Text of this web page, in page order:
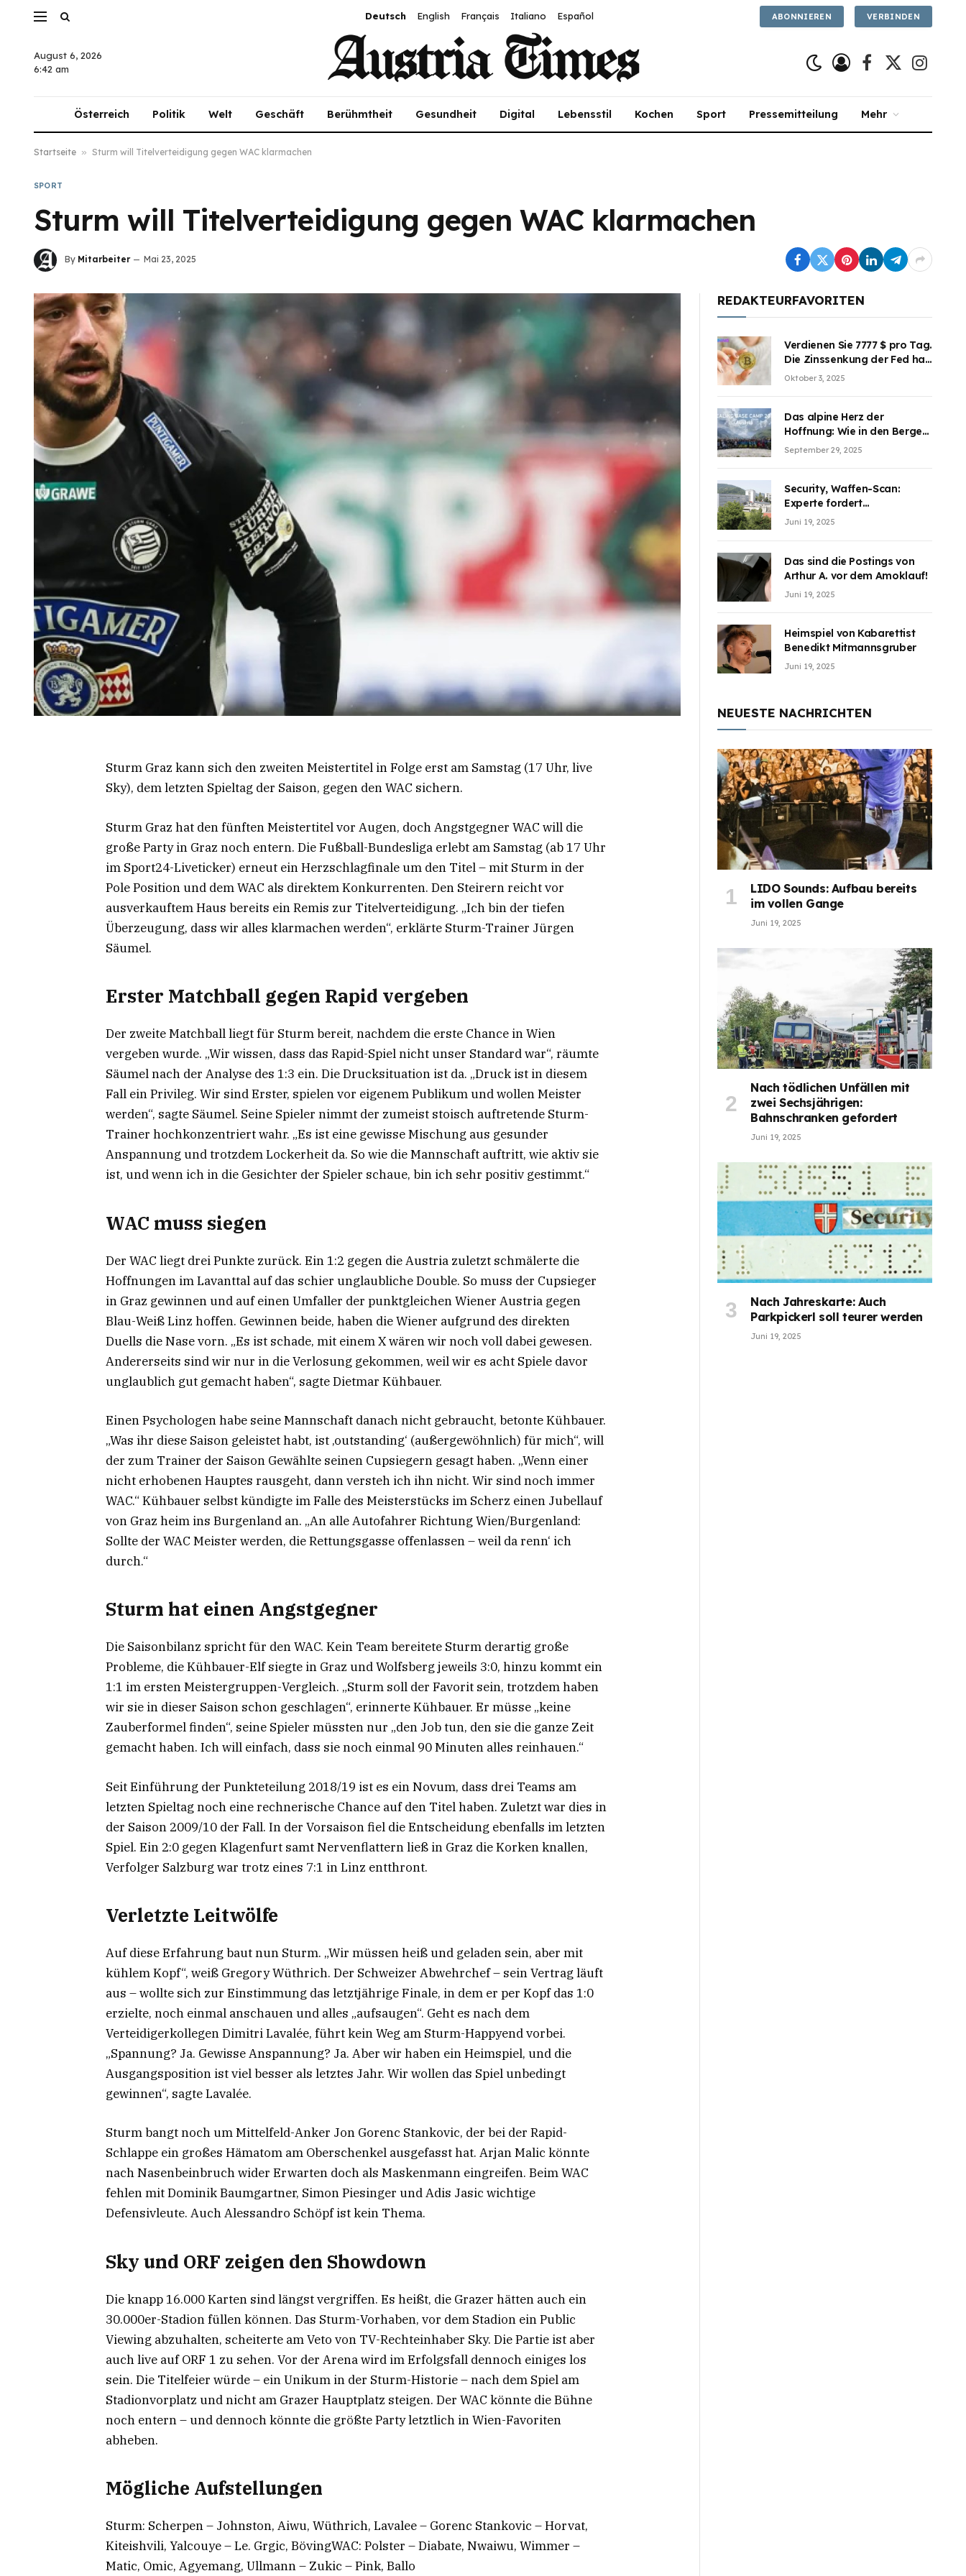
Deutsch English Français Italiano Español ABONNIEREN VERBINDEN
August 6, 2026
6:42 am
Facebook
X
Österreich Politik Welt Geschäft Berühmtheit Gesundheit Digital Lebensstil Kochen Sport Pressemitteilung Mehr
Startseite » Sturm will Titelverteidigung gegen WAC klarmachen
SPORT
Sturm will Titelverteidigung gegen WAC klarmachen
By Mitarbeiter Mai 23, 2025
Sturm Graz kann sich den zweiten Meistertitel in Folge erst am Samstag (17 Uhr, live
Sky), dem letzten Spieltag der Saison, gegen den WAC sichern.
Sturm Graz hat den fünften Meistertitel vor Augen, doch Angstgegner WAC will die
große Party in Graz noch entern. Die Fußball-Bundesliga erlebt am Samstag (ab 17 Uhr
im Sport24-Liveticker) erneut ein Herzschlagfinale um den Titel – mit Sturm in der
Pole Position und dem WAC als direktem Konkurrenten. Den Steirern reicht vor
ausverkauftem Haus bereits ein Remis zur Titelverteidigung. „Ich bin der tiefen
Überzeugung, dass wir alles klarmachen werden“, erklärte Sturm-Trainer Jürgen
Säumel.
Erster Matchball gegen Rapid vergeben
Der zweite Matchball liegt für Sturm bereit, nachdem die erste Chance in Wien
vergeben wurde. „Wir wissen, dass das Rapid-Spiel nicht unser Standard war“, räumte
Säumel nach der Analyse des 1:3 ein. Die Drucksituation ist da. „Druck ist in diesem
Fall ein Privileg. Wir sind Erster, spielen vor eigenem Publikum und wollen Meister
werden“, sagte Säumel. Seine Spieler nimmt der zumeist stoisch auftretende Sturm-
Trainer hochkonzentriert wahr. „Es ist eine gewisse Mischung aus gesunder
Anspannung und trotzdem Lockerheit da. So wie die Mannschaft auftritt, wie aktiv sie
ist, und wenn ich in die Gesichter der Spieler schaue, bin ich sehr positiv gestimmt.“
WAC muss siegen
Der WAC liegt drei Punkte zurück. Ein 1:2 gegen die Austria zuletzt schmälerte die
Hoffnungen im Lavanttal auf das schier unglaubliche Double. So muss der Cupsieger
in Graz gewinnen und auf einen Umfaller der punktgleichen Wiener Austria gegen
Blau-Weiß Linz hoffen. Gewinnen beide, haben die Wiener aufgrund des direkten
Duells die Nase vorn. „Es ist schade, mit einem X wären wir noch voll dabei gewesen.
Andererseits sind wir nur in die Verlosung gekommen, weil wir es acht Spiele davor
unglaublich gut gemacht haben“, sagte Dietmar Kühbauer.
Einen Psychologen habe seine Mannschaft danach nicht gebraucht, betonte Kühbauer.
„Was ihr diese Saison geleistet habt, ist ‚outstanding‘ (außergewöhnlich) für mich“, will
der zum Trainer der Saison Gewählte seinen Cupsiegern gesagt haben. „Wenn einer
nicht erhobenen Hauptes rausgeht, dann versteh ich ihn nicht. Wir sind noch immer
WAC.“ Kühbauer selbst kündigte im Falle des Meisterstücks im Scherz einen Jubellauf
von Graz heim ins Burgenland an. „An alle Autofahrer Richtung Wien/Burgenland:
Sollte der WAC Meister werden, die Rettungsgasse offenlassen – weil da renn‘ ich
durch.“
Sturm hat einen Angstgegner
Die Saisonbilanz spricht für den WAC. Kein Team bereitete Sturm derartig große
Probleme, die Kühbauer-Elf siegte in Graz und Wolfsberg jeweils 3:0, hinzu kommt ein
1:1 im ersten Meistergruppen-Vergleich. „Sturm soll der Favorit sein, trotzdem haben
wir sie in dieser Saison schon geschlagen“, erinnerte Kühbauer. Er müsse „keine
Zauberformel finden“, seine Spieler müssten nur „den Job tun, den sie die ganze Zeit
gemacht haben. Ich will einfach, dass sie noch einmal 90 Minuten alles reinhauen.“
Seit Einführung der Punkteteilung 2018/19 ist es ein Novum, dass drei Teams am
letzten Spieltag noch eine rechnerische Chance auf den Titel haben. Zuletzt war dies in
der Saison 2009/10 der Fall. In der Vorsaison fiel die Entscheidung ebenfalls im letzten
Spiel. Ein 2:0 gegen Klagenfurt samt Nervenflattern ließ in Graz die Korken knallen,
Verfolger Salzburg war trotz eines 7:1 in Linz entthront.
Verletzte Leitwölfe
Auf diese Erfahrung baut nun Sturm. „Wir müssen heiß und geladen sein, aber mit
kühlem Kopf“, weiß Gregory Wüthrich. Der Schweizer Abwehrchef – sein Vertrag läuft
aus – wollte sich zur Einstimmung das letztjährige Finale, in dem er per Kopf das 1:0
erzielte, noch einmal anschauen und alles „aufsaugen“. Geht es nach dem
Verteidigerkollegen Dimitri Lavalée, führt kein Weg am Sturm-Happyend vorbei.
„Spannung? Ja. Gewisse Anspannung? Ja. Aber wir haben ein Heimspiel, und die
Ausgangsposition ist viel besser als letztes Jahr. Wir wollen das Spiel unbedingt
gewinnen“, sagte Lavalée.
Sturm bangt noch um Mittelfeld-Anker Jon Gorenc Stankovic, der bei der Rapid-
Schlappe ein großes Hämatom am Oberschenkel ausgefasst hat. Arjan Malic könnte
nach Nasenbeinbruch wider Erwarten doch als Maskenmann eingreifen. Beim WAC
fehlen mit Dominik Baumgartner, Simon Piesinger und Adis Jasic wichtige
Defensivleute. Auch Alessandro Schöpf ist kein Thema.
Sky und ORF zeigen den Showdown
Die knapp 16.000 Karten sind längst vergriffen. Es heißt, die Grazer hätten auch ein
30.000er-Stadion füllen können. Das Sturm-Vorhaben, vor dem Stadion ein Public
Viewing abzuhalten, scheiterte am Veto von TV-Rechteinhaber Sky. Die Partie ist aber
auch live auf ORF 1 zu sehen. Vor der Arena wird im Erfolgsfall dennoch einiges los
sein. Die Titelfeier würde – ein Unikum in der Sturm-Historie – nach dem Spiel am
Stadionvorplatz und nicht am Grazer Hauptplatz steigen. Der WAC könnte die Bühne
noch entern – und dennoch könnte die größte Party letztlich in Wien-Favoriten
abheben.
Mögliche Aufstellungen
Sturm: Scherpen – Johnston, Aiwu, Wüthrich, Lavalee – Gorenc Stankovic – Horvat,
Kiteishvili, Yalcouye – Le. Grgic, BövingWAC: Polster – Diabate, Nwaiwu, Wimmer –
Matic, Omic, Agyemang, Ullmann – Zukic – Pink, Ballo
REDAKTEURFAVORITEN
Verdienen Sie 7777 $ pro Tag.
Die Zinssenkung der Fed hat
die Aufmerksamkeit des
teilzuhaben
Oktober 3, 2025
Das alpine Herz der
Hoffnung: Wie in den Bergen
Österreichs die unsichtbaren
September 29, 2025
Security, Waffen-Scan:
Experte fordert
Sicherheitsdiskussion an
Juni 19, 2025
Das sind die Postings von
Arthur A. vor dem Amoklauf!
Juni 19, 2025
Heimspiel von Kabarettist
Benedikt Mitmannsgruber
Juni 19, 2025
NEUESTE NACHRICHTEN
LIDO Sounds: Aufbau bereits
im vollen Gange
Juni 19, 2025
Nach tödlichen Unfällen mit
zwei Sechsjährigen:
Bahnschranken gefordert
Juni 19, 2025
Nach Jahreskarte: Auch
Parkpickerl soll teurer werden
Juni 19, 2025